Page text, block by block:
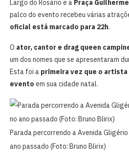
Largo do Rosário e a Praça
palco do evento recebeu várias
oficial está marcado para 22h.
O ator, cantor e drag queen
um dos nomes que se apresentaram
Esta foi a primeira vez que o
evento em sua cidade natal.
Parada percorrendo a Avenida
ano passado (Foto: Bruno Blirix)